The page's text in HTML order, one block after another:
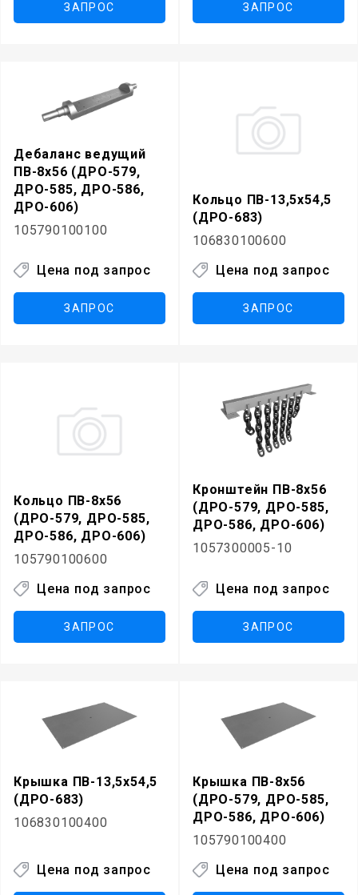
ЗАПРОС ЗАПРОС
Дебаланс ведущий
ПВ-8х56 (ДРО-579,
ДРО-585, ДРО-586,
ДРО-606)
105790100100
Цена под запрос
ЗАПРОС
Кольцо ПВ-13,5х54,5
(ДРО-683)
106830100600
Цена под запрос
ЗАПРОС
Кольцо ПВ-8х56
(ДРО-579, ДРО-585,
ДРО-586, ДРО-606)
105790100600
Цена под запрос
ЗАПРОС
Кронштейн ПВ-8х56
(ДРО-579, ДРО-585,
ДРО-586, ДРО-606)
1057300005-10
Цена под запрос
ЗАПРОС
Крышка ПВ-13,5х54,5
(ДРО-683)
106830100400
Цена под запрос
Крышка ПВ-8х56
(ДРО-579, ДРО-585,
ДРО-586, ДРО-606)
105790100400
Цена под запрос